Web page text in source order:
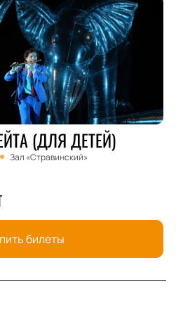
(ДЛЯ ДЕТЕЙ)
Зал «Стравинский»
билеты